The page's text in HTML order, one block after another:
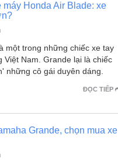
máy Honda Air Blade: xe
một trong những chiếc xe tay
Nam. Grande lại là chiếc
những cô gái duyên dáng.
ĐỌC TIẾP
Grande, chọn mua xe